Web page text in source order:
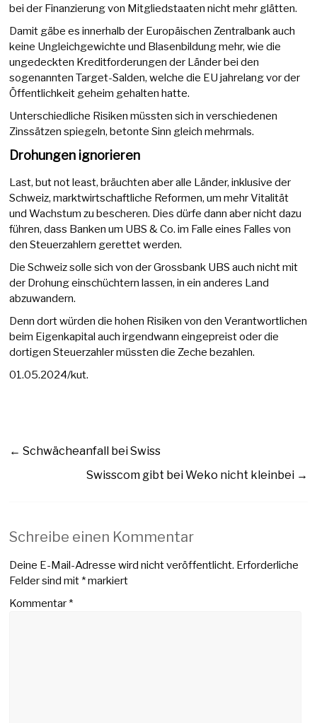
bei der Finanzierung von Mitgliedstaaten nicht mehr glätten.
Damit gäbe es innerhalb der Europäischen Zentralbank auch
keine Ungleichgewichte und Blasenbildung mehr, wie die
ungedeckten Kreditforderungen der Länder bei den
sogenannten Target-Salden, welche die EU jahrelang vor der
Öffentlichkeit geheim gehalten hatte.
Unterschiedliche Risiken müssten sich in verschiedenen
Zinssätzen spiegeln, betonte Sinn gleich mehrmals.
Drohungen ignorieren
Last, but not least, bräuchten aber alle Länder, inklusive der
Schweiz, marktwirtschaftliche Reformen, um mehr Vitalität
und Wachstum zu bescheren. Dies dürfe dann aber nicht dazu
führen, dass Banken um UBS & Co. im Falle eines Falles von
den Steuerzahlern gerettet werden.
Die Schweiz solle sich von der Grossbank UBS auch nicht mit
der Drohung einschüchtern lassen, in ein anderes Land
abzuwandern.
Denn dort würden die hohen Risiken von den Verantwortlichen
beim Eigenkapital auch irgendwann eingepreist oder die
dortigen Steuerzahler müssten die Zeche bezahlen.
01.05.2024/kut.
← Schwächeanfall bei Swiss
Swisscom gibt bei Weko nicht kleinbei →
Schreibe einen Kommentar
Deine E-Mail-Adresse wird nicht veröffentlicht. Erforderliche
Felder sind mit*markiert
Kommentar*